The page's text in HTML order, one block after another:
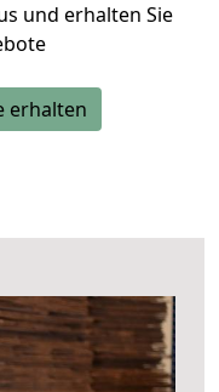
und erhalten Sie
erhalten